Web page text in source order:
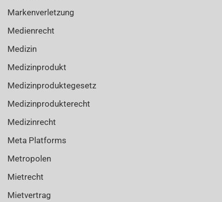
Markenverletzung
Medienrecht
Medizin
Medizinprodukt
Medizinproduktegesetz
Medizinprodukterecht
Medizinrecht
Meta Platforms
Metropolen
Mietrecht
Mietvertrag